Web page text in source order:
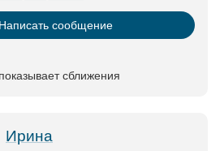
Написать сообщение
сближения
Ирина